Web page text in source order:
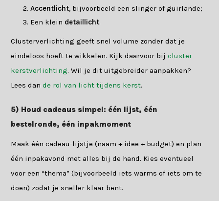
Accentlicht , bijvoorbeeld een slinger of guirlande;
Een klein detaillicht.
Clusterverlichting geeft snel volume zonder dat je
eindeloos hoeft te wikkelen. Kijk daarvoor bijcluster
kerstverlichting. Wil je dit uitgebreider aanpakken?
Lees dande rol van licht tijdens kerst.
5) Houd cadeaus simpel: één lijst, één
bestelronde, één inpakmoment
Maak één cadeau-lijstje (naam + idee + budget) en plan
één inpakavond met alles bij de hand. Kies eventueel
voor een “thema” (bijvoorbeeld iets warms of iets om te
doen) zodat je sneller klaar bent.